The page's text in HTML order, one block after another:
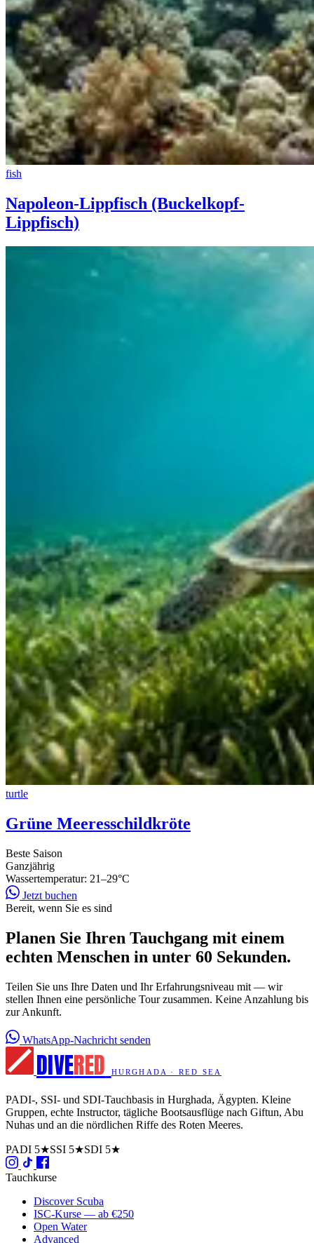
fish
Napoleon-Lippfisch (Buckelkopf-
Lippfisch)
turtle
Grüne Meeresschildkröte
Beste Saison
Ganzjährig
Wassertemperatur: 21–29°C
Jetzt buchen
Bereit, wenn Sie es sind
Planen Sie Ihren Tauchgang mit einem
echten Menschen in unter 60 Sekunden.
Teilen Sie uns Ihre Daten und Ihr Erfahrungsniveau mit — wir
stellen Ihnen eine persönliche Tour zusammen. Keine Anzahlung bis
zur Ankunft.
WhatsApp-Nachricht senden
DIVERED HURGHADA · RED SEA
PADI-, SSI- und SDI-Tauchbasis in Hurghada, Ägypten. Kleine
Gruppen, echte Instructor, tägliche Bootsausflüge nach Giftun, Abu
Nuhas und an die nördlichen Riffe des Roten Meeres.
PADI 5★SSI 5★SDI 5★
Tauchkurse
Discover Scuba
ISC-Kurse — ab €250
Open Water
Advanced